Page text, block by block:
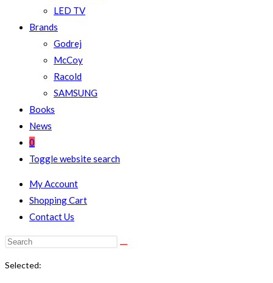
LED TV
Brands
Godrej
McCoy
Racold
SAMSUNG
Books
News
0
Toggle website search
My Account
Shopping Cart
Contact Us
Selected: